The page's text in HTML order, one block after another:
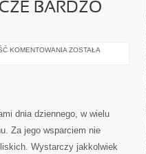
BARDZO
KOMENTOWANIA WSPÓŁCZESNE
ZOSTAŁA
dnia dziennego, w wielu
Za jego wsparciem nie
Wystarczy jakkolwiek